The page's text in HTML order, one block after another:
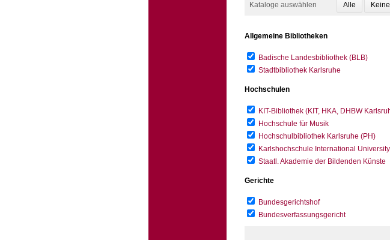
Kataloge auswählen
Allgemeine Bibliotheken
Badische Landesbibliothek (BLB)
Stadtbibliothek Karlsruhe
Hochschulen
KIT-Bibliothek (KIT, HKA, DHBW
Hochschule für Musik
Hochschulbibliothek Karlsruhe (PH)
Karlshochschule International University
Staatl. Akademie der Bildenden Künste
Gerichte
Bundesgerichtshof
Bundesverfassungsgericht